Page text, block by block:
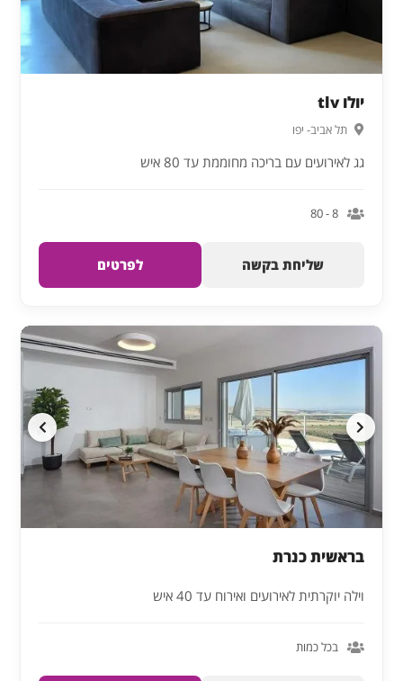
יולו tlv
תל אביב- יפו
גג לאירועים עם בריכה מחוממת עד 80 איש
8 - 80
שליחת בקשה לפרטים
בראשית כנרת
וילה יוקרתית לאירועים ואירוח עד 40 איש
בכל כמות